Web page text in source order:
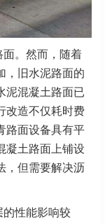
。然而，随着
，旧水泥路面的
泥混凝土路面已
改造不仅耗时费
路面设备具有平
凝土路面上铺设
，但需要解决沥
的性能影响较